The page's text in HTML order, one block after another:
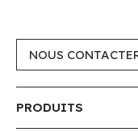
NOUS
PRODUITS